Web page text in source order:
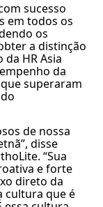
sucesso
em todos os
os
a distinção
HR Asia
da
superaram
de nossa
disse
“Sua
e forte
direto da
cultura que é